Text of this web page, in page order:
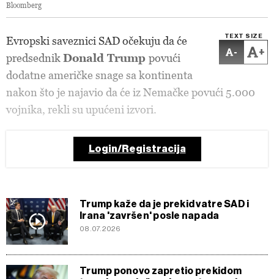
Bloomberg
TEXT SIZE
- +
Evropski saveznici SAD očekuju da će
predsednik Donald Trump povući
dodatne američke snage sa kontinenta
nakon što je najavio da će iz Nemačke povući 5.000
vojnika, rekli su upućeni izvori.
Login/Registracija
Trump kaže da je prekid vatre SAD i
Irana 'završen' posle napada
08.07.2026
Trump ponovo zapretio prekidom